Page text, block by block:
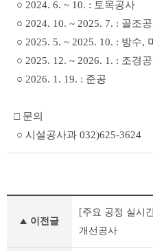
○ 2024. 6. ~ 10. : 토목공사
○ 2024. 10. ~ 2025. 7. : 골조
○ 2025. 5. ~ 2025. 10. : 방수,
○ 2025. 12. ~ 2026. 1. : 조경
○ 2026. 1. 19. : 준공
□ 문의
○ 시설공사과 032)625-3624
이전글
[주요 공정 실시
개선공사